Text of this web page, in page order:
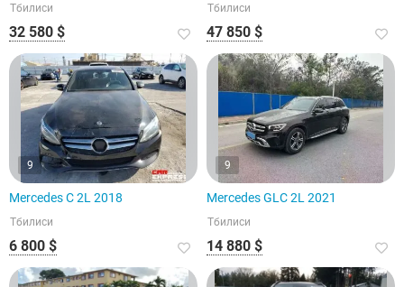
Тбилиси
32 580 $
Тбилиси
47 850 $
9
Mercedes C 2L 2018
Тбилиси
6 800 $
9
Mercedes GLC 2L 2021
Тбилиси
14 880 $